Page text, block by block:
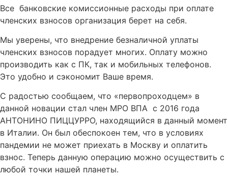
Все банковские комиссионные расходы при оплате
членских взносов организация берет на себя.
Мы уверены, что внедрение безналичной уплаты
членских взносов порадует многих. Оплату можно
производить как с ПК, так и мобильных телефонов.
Это удобно и сэкономит Ваше время.
С радостью сообщаем, что «первопроходцем» в
данной новации стал член МРО ВПА с 2016 года
АНТОНИНО ПИЦЦУРРО, находящийся в данный момент
в Италии. Он был обеспокоен тем, что в условиях
пандемии не может приехать в Москву и оплатить
взнос. Теперь данную операцию можно осуществить с
любой точки нашей планеты.